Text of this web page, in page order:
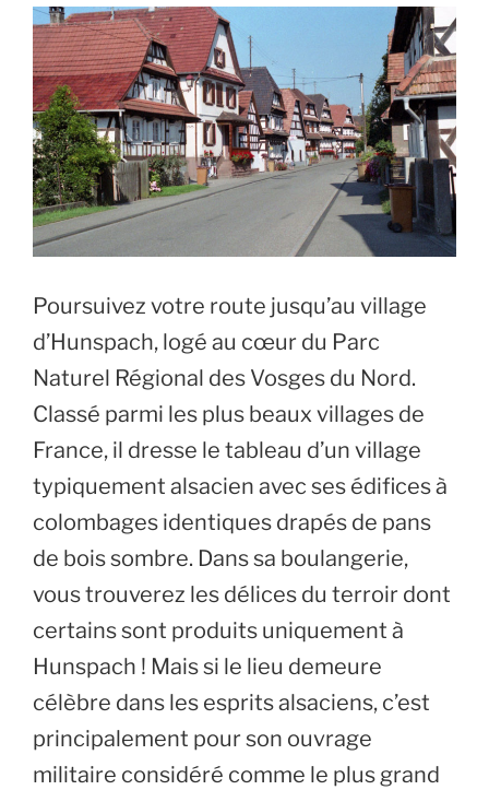
Poursuivez votre route jusqu’au village
d’Hunspach, logé au cœur du Parc
Naturel Régional des Vosges du Nord.
Classé parmi les plus beaux villages de
France, il dresse le tableau d’un village
typiquement alsacien avec ses édifices à
colombages identiques drapés de pans
de bois sombre. Dans sa boulangerie,
vous trouverez les délices du terroir dont
certains sont produits uniquement à
Hunspach ! Mais si le lieu demeure
célèbre dans les esprits alsaciens, c’est
principalement pour son ouvrage
militaire considéré comme le plus grand